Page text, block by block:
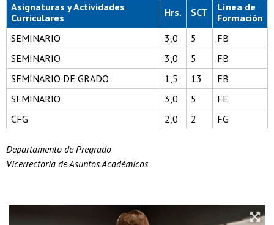
Asignaturas y Actividades
Curriculares
Hrs. SCT
Línea de
Formación
SEMINARIO
3,0 5
FB
SEMINARIO
3,0 5
FB
SEMINARIO DE GRADO
1,5 13
FB
SEMINARIO
3,0 5
FE
CFG
2,0 2 FG
Departamento de Pregrado
Vicerrectoría de Asuntos Académicos